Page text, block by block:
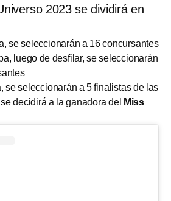
2023 se dividirá en
se seleccionarán a 16 concursantes
luego de desfilar, se seleccionarán
se seleccionarán a 5 finalistas de las
decidirá a la ganadora del Miss